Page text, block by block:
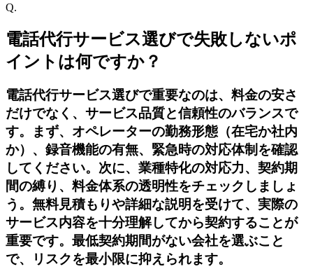
Q.
電話代行サービス選びで失敗しないポ
イントは何ですか？
電話代行サービス選びで重要なのは、料金の安さ
だけでなく、サービス品質と信頼性のバランスで
す。まず、オペレーターの勤務形態（在宅か社内
か）、録音機能の有無、緊急時の対応体制を確認
してください。次に、業種特化の対応力、契約期
間の縛り、料金体系の透明性をチェックしましょ
う。無料見積もりや詳細な説明を受けて、実際の
サービス内容を十分理解してから契約することが
重要です。最低契約期間がない会社を選ぶこと
で、リスクを最小限に抑えられます。